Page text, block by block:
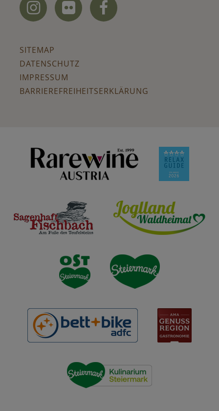
  
SITEMAP
DATENSCHUTZ
IMPRESSUM
BARRIEREFREIHEITSERKLÄRUNG